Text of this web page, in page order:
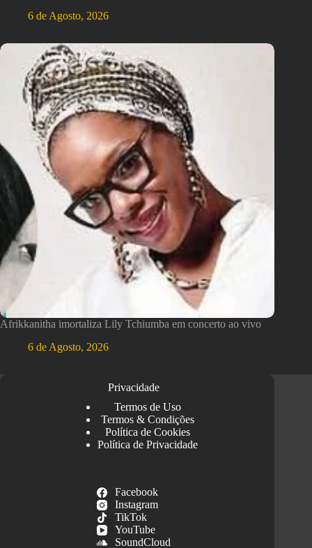
6 de Agosto, 2026
Afrikkanitha imortaliza Lily Tchiumba em concerto ao vivo
6 de Agosto, 2026
Privacidade
Termos de Uso
Termos & Condições
Política de Cookies
Política de Privacidade
Facebook
Instagram
TikTok
YouTube
SoundCloud